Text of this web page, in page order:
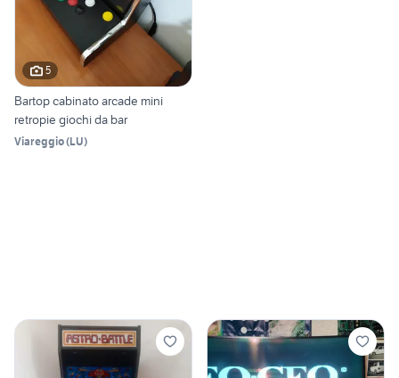
5
Bartop cabinato arcade mini
retropie giochi da bar
Viareggio(LU)